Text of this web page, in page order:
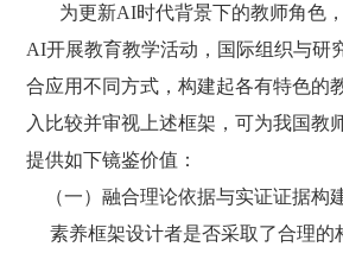
为更新AI时代背景下的教师角色，
AI开展教育教学活动，国际组织与研
合应用不同方式，构建起各有特色的
入比较并审视上述框架，可为我国教
提供如下镜鉴价值：
（一）融合理论依据与实证证据构
素养框架设计者是否采取了合理的